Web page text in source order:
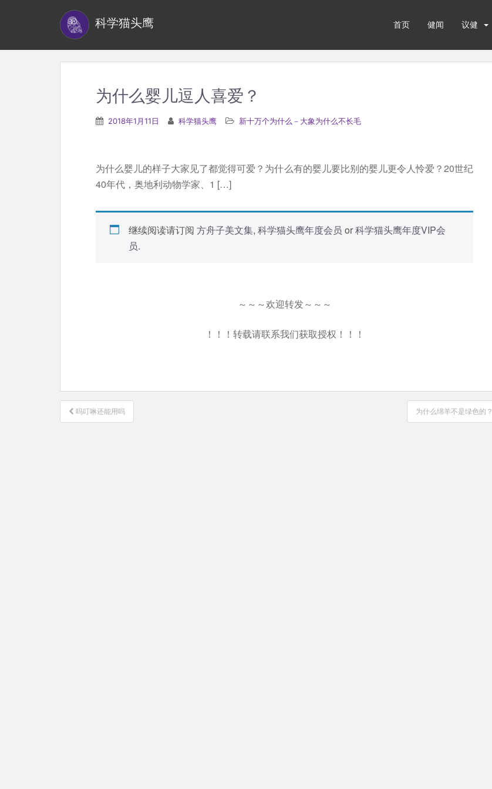
科学猫头鹰 首页 健闻 议健
为什么婴儿逗人喜爱？
2018年1月11日 科学猫头鹰 新十万个为什么－大象为什么不长毛
为什么婴儿的样子大家见了都觉得可爱？为什么有的婴儿要比别的婴儿更令人怜爱？20世纪
40年代，奥地利动物学家、1 […]
继续阅读请订阅 方舟子美文集, 科学猫头鹰年度会员 or科学猫头鹰年度VIP会
员.
～～～欢迎转发～～～
！！！转载请联系我们获取授权！！！
文
章
吗叮啉还能用吗 为什么绵羊不是绿色的？